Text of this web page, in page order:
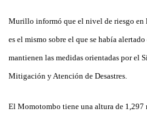
Murillo informó que el nivel de riesgo en
es el mismo sobre el que se había
mantienen las medidas orientadas por el
Mitigación y Atención de Desastres.
El Momotombo tiene una altura de 1,297